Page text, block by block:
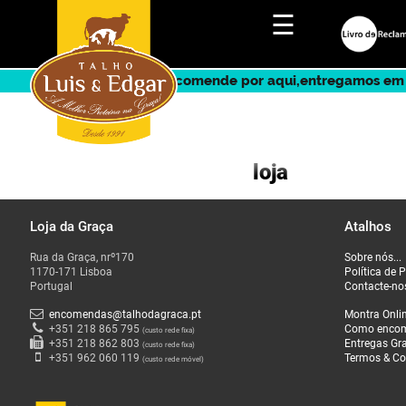
Montra
de
produtos
Promoção
☰
Encomende por aqui,entregamos em
loja
Loja da Graça
Rua da Graça, nrº170
1170-171 Lisboa
Portugal
encomendas@talhodagraca.pt
+351 218 865 795 (custo rede fixa)
+351 218 862 803 (custo rede fixa)
+351 962 060 119 (custo rede móvel)
Atalhos
Sobre nós...
Política de
Contacte-
Montra
Como
Entregas
Termos &